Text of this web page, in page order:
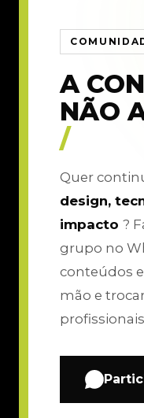
A
NÃO
/
Quer
design,
impacto ?
grupo no
conteúdos
mão e